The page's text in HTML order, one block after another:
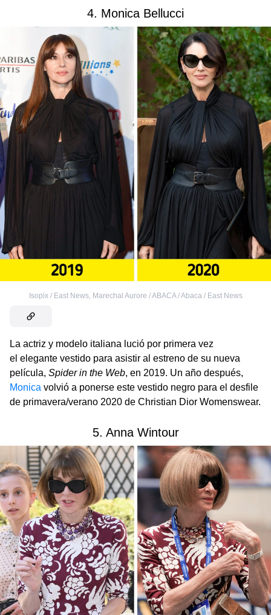
4. Monica Bellucci
Isopix / East News, Marechal Aurore / ABACA / Abaca / East News
La actriz y modelo italiana lució por primera vez
el elegante vestido para asistir al estreno de su nueva
película, Spider in the Web, en 2019. Un año después,
Monica volvió a ponerse este vestido negro para el desfile
de primavera/verano 2020 de Christian Dior Womenswear.
5. Anna Wintour